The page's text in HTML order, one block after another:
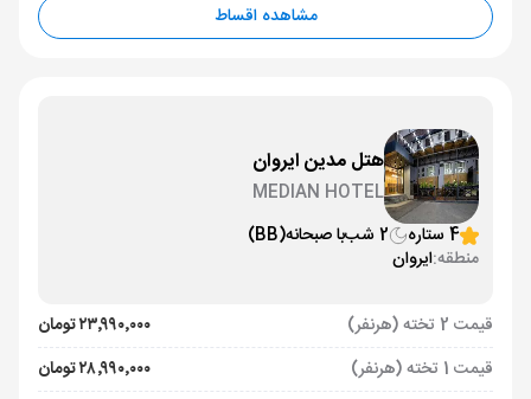
مشاهده اقساط
هتل مدین ایروان
MEDIAN HOTEL
4 ستاره
2 شب با صبحانه(BB)
منطقه:ایروان
قیمت 2 تخته (هرنفر)
۲۳٬۹۹۰٬۰۰۰ تومان
قیمت 1 تخته (هرنفر)
۲۸٬۹۹۰٬۰۰۰ تومان